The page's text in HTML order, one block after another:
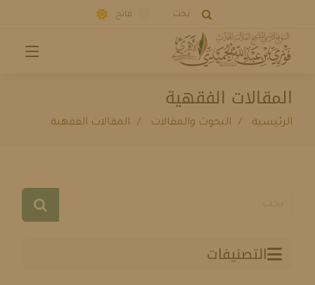
بحث فاتح
المقالات الفقهية
الرئيسية البحوث والمقالات المقالات الفقهية
التصنيفات